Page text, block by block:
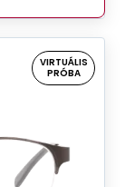
VIRTUÁLIS
PRÓBA